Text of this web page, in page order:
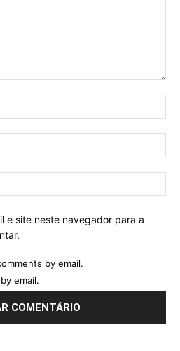
e site neste navegador para a
by email.
email.